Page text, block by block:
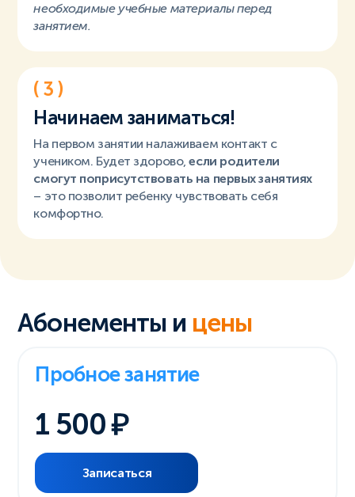
необходимые учебные материалы перед
занятием.
( 3 )
Начинаем заниматься!
На первом занятии налаживаем контакт с
учеником. Будет здорово,если родители
смогут поприсутствовать на первых занятиях
– это позволит ребенку чувствовать себя
комфортно.
Абонементы и цены
Пробное занятие
1 500
Записаться